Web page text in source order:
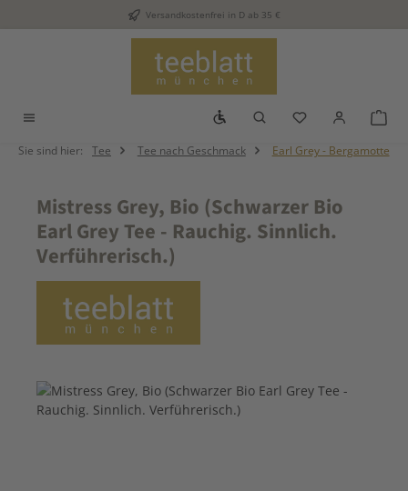
Zum Hauptinhalt springenVersandkostenfrei in D ab 35 €
Werkzeugleiste anzeigen
Du hast 0
Sie sind hier: Tee Tee nach Geschmack Earl Grey - Bergamotte
Mistress Grey, Bio (Schwarzer Bio
Earl Grey Tee - Rauchig. Sinnlich.
Verführerisch.)
Bildergalerie überspringen